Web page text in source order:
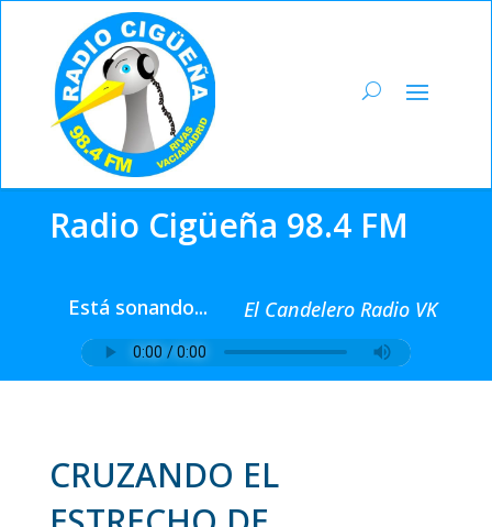
Radio Cigüeña 98.4 FM
Está sonando... El Candelero Radio VK
CRUZANDO EL